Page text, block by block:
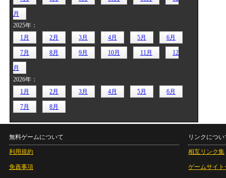
月
2025年：
1月
2月 3月 4月 5月 6月
7月 8月 9月 10月 11月 12
月
2026年：
1月
2月 3月 4月 5月 6月
7月 8月
無料ゲームについて
利用規約
免責事項
リンクについ
相互リンク集
ゲームサイト